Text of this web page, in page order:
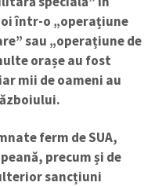
într-o „operațiune
sau „operațiune de
orașe au fost
mii de oameni au
ferm de SUA,
precum și de
sancțiuni